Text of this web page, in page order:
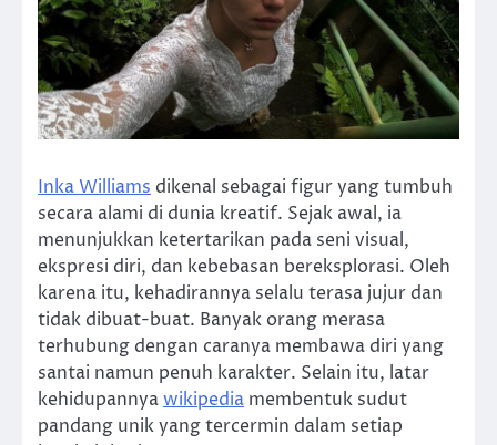
Inka Williams dikenal sebagai figur yang tumbuh
secara alami di dunia kreatif. Sejak awal, ia
menunjukkan ketertarikan pada seni visual,
ekspresi diri, dan kebebasan bereksplorasi. Oleh
karena itu, kehadirannya selalu terasa jujur dan
tidak dibuat-buat. Banyak orang merasa
terhubung dengan caranya membawa diri yang
santai namun penuh karakter. Selain itu, latar
kehidupannyawikipedia membentuk sudut
pandang unik yang tercermin dalam setiap